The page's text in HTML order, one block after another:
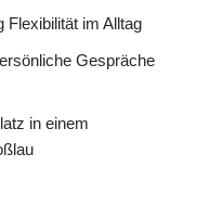
Flexibilität im Alltag
Gespräche
in einem